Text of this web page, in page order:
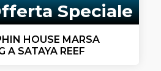
Speciale
HOUSE MARSA
A SATAYA REEF